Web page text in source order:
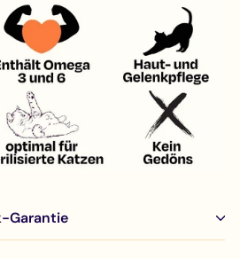
Garantie